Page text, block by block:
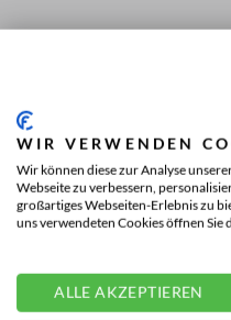
WIR VERWENDEN
Wir können diese zur Analyse
Webseite zu verbessern,
großartiges Webseiten-Erlebnis zu
uns verwendeten Cookies öffnen Sie
ALLE AKZEPTIEREN